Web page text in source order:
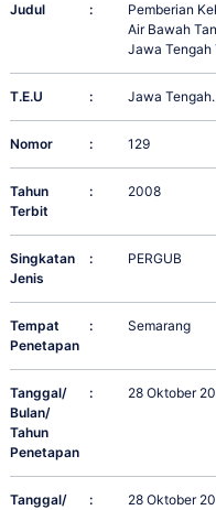
Judul :
Pemberian
Air Bawah
Jawa Tengah
T.E.U : Jawa
Nomor : 129
Tahun
Terbit
: 2008
Singkatan
Jenis
: PERGUB
Tempat
Penetapan
: Semarang
Tanggal/
Bulan/
Tahun
Penetapan
: 28 Oktober
Tanggal/
: 28 Oktober